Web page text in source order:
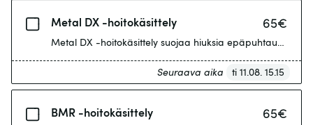
Metal DX -hoitokäsittely 65€
Metal DX -hoitokäsittely suojaa hiuksia epäpuhtauksia &
Seuraava aika ti 11.08. 15.15
BMR -hoitokäsittely 65€